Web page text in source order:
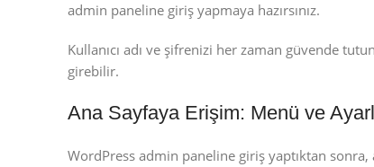
admin paneline giriş yapmaya hazırsınız.
Kullanıcı adı ve şifrenizi her zaman güvende
girebilir.
Ana Sayfaya Erişim: Menü ve
WordPress admin paneline giriş yaptıktan